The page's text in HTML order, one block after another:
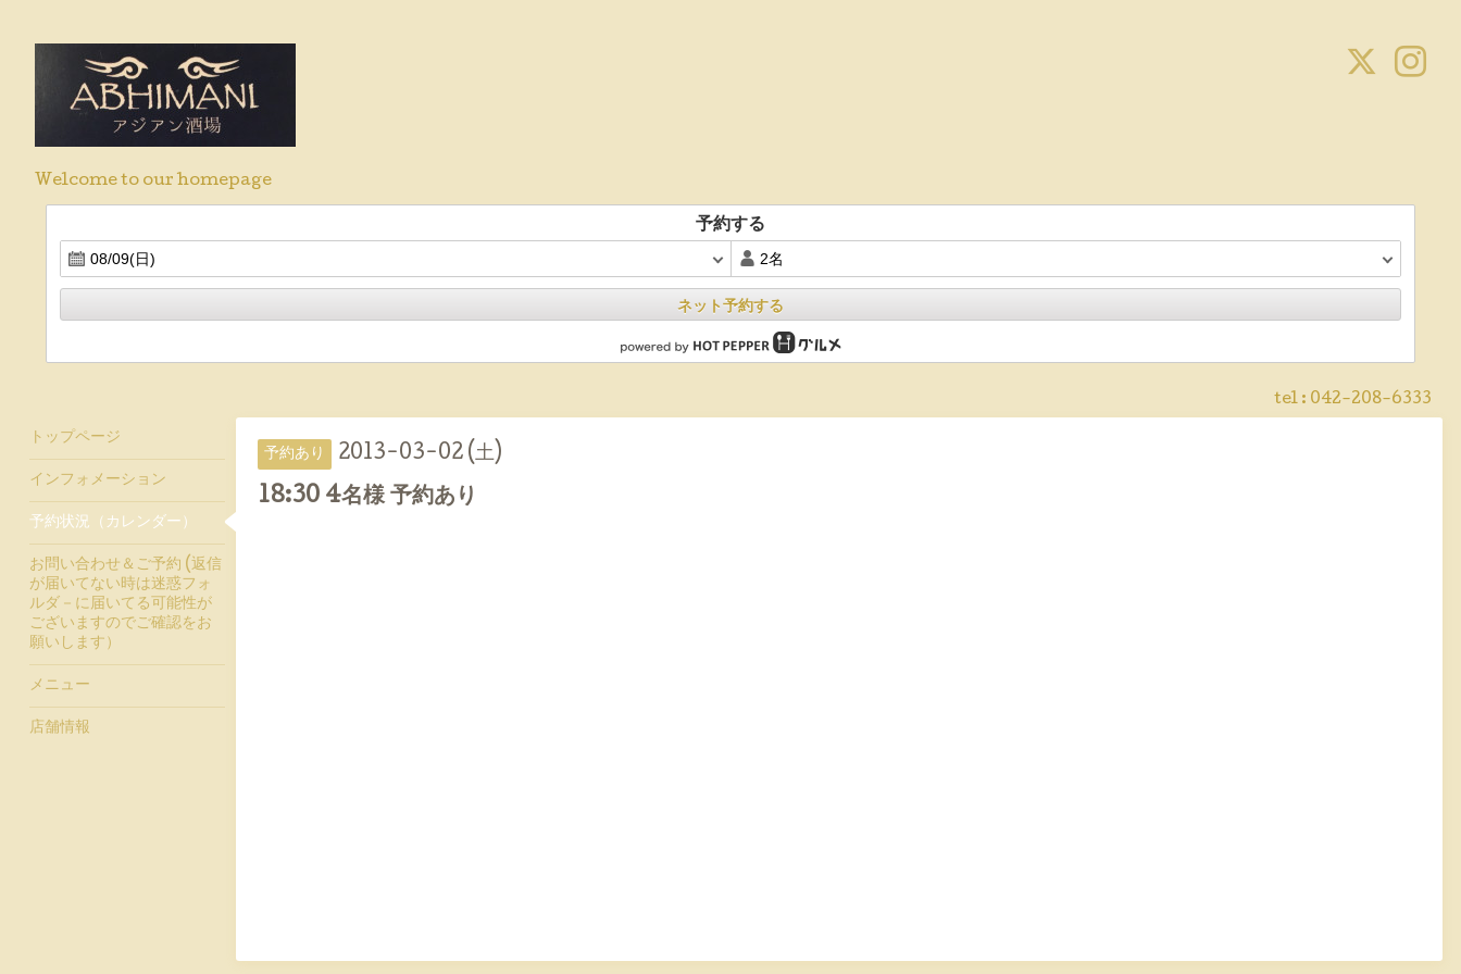
Welcome to our homepage
tel : 042-208-6333
予約する
ネット予約する
予約あり 2013-03-02 (土)
18:30 4名様 予約あり
トップページ
インフォメーション
予約状況（カレンダー）
お問い合わせ＆ご予約 (返信
が届いてない時は迷惑フォ
ルダ－に届いてる可能性が
ございますのでご確認をお
願いします）
メニュー
店舗情報